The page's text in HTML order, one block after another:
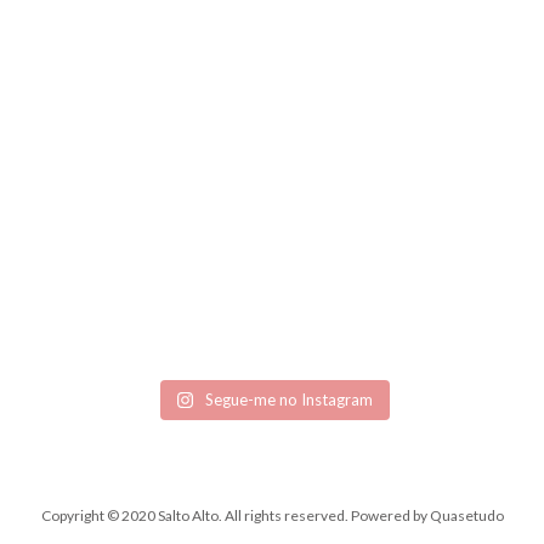
Segue-me no Instagram
Copyright © 2020 Salto Alto. All rights reserved. Powered by Quasetudo